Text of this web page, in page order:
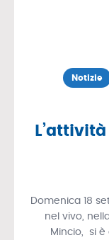
Notizie
Domenica 18
nel vivo,
Mincio, si